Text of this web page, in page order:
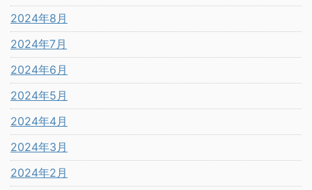
2024年8月
2024年7月
2024年6月
2024年5月
2024年4月
2024年3月
2024年2月